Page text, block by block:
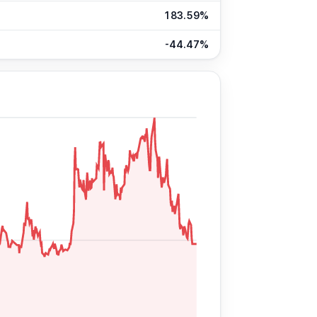
183.59%
-44.47%